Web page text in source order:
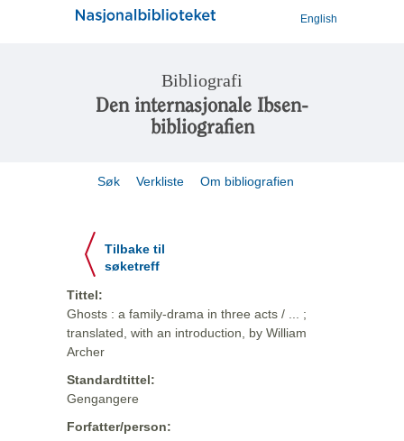
English
Bibliografi
Den internasjonale Ibsen-
bibliografien
Søk Verkliste Om bibliografien
Tilbake til
søketreff
Tittel:
Ghosts : a family-drama in three acts / ... ;
translated, with an introduction, by William
Archer
Standardtittel:
Gengangere
Forfatter/person: